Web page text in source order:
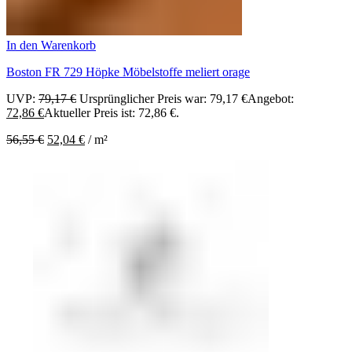
In den Warenkorb
Boston FR 729 Höpke Möbelstoffe meliert orage
UVP: 79,17€ Ursprünglicher Preis war: 79,17 €Angebot:
72,86 €Aktueller Preis ist: 72,86 €.
56,55€ 52,04 € /m²